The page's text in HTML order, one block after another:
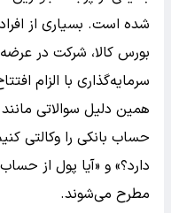
شده است. بسیاری از
بورس کالا، شرکت در
سرمایه‌گذاری با الزام
همین دلیل سوالاتی
حساب بانکی را وکالتی
دارد؟» و «آیا پول از
مطرح می‌شوند.